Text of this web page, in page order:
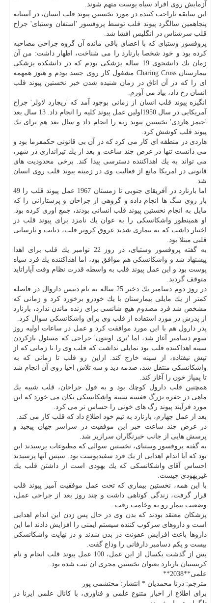
آزمایش روی افراد سیاه پوست متهم شوند.
این سابقه ناراحت كننده در مورد نخستین پیوند قلب انسان، در آستانه
پنجاهمین سالگرد پیوند قلب توسط پروفسور 'استفان وستبای' جراح
قلب سرشناس در انگلیس افشا شد.
پروفسور وستبای كه با اعضای باقی مانده آن گروه جراحی مصاحبه
كرده بود و خود شخصا بارنارد را می شناخت، اظهار داشت: من آن
زمان یك دانشجوی 19 ساله پزشكی بودم كه در دانشكده پزشكی
بیمارستان Charing Cross مشغول كار روی جسد بودم و هنوز همهمه
ای را كه در آن اتاق در زمان شنیده شدن خبر نخستین پیوند قلب
انسان رخ داد، بیاد می آورم.
انگیزه پیوند قلب انسان از زمانی بوجود آمد كه 'ریچارد لاولر' جراح
آمریكایی در سال 1950اولین عمل پیوند كلیه را انجام داد. 13 سال بعد
'جیمز هاردی' نخستین پیوند ریه را انجام داد و سال بعد هم برای یك
پیوند قلب كوشش كرد.
هاردی در منطقه ای كار می كرد كه در آن بی قانونی حكمفرما بود و
می دانست تنها در عرض چند ساعت و بعد از یك تیراندازی در شهر،
می تواند به یك اهداكننده دسترسی پیدا كند. برخی محدودیت های
قانونی در امریكا مانع از فعالیت وی در زمینه پیوند قلب روی انسان
شد.
اما بارنارد در آفریقای جنوبی تا زمستان 1967 عمل پیوند قلب را 49
بار روی سگ ها انجام داده و گروهی از جراحان و پرستارانی را كه
مایل به انجام نخستین پیوند قلب انسانی بودند، جمع اوری كرده بود.
او همینطور واشكانسكی را به عوان یك نامزد برای پیوند قلب در
اختیار داشت كه به بیماری شدید عروق كرونر قلب، دیابت و نارسایی
قلبی مبتلا بود.
به گفته پروفسور وستبای، در روز 22 نوامبر یك قلب برای اهدا
پیشنهاد شد و واشكانسكی هم موافق بود، اما اهداكننده یك فرد سیاه
پوست بود و این عمل پیوند قلب به واسطه قدرت نظام وقت آپاراتاید
متوقف گردید.
در روز دوم دسامبر یك دختر 25 ساله به نام دنیس داروال در فاصله
كمتر از یك مایلی بیمارستان با یك خودرو برخورد كرد و زمانی كه
مشخص شد فرد مصدوم هیچ شانسی برای زنده ماندن ندارد، بارنارد
از پدرش در مورد استفاده از قلب وی برای واشكانسكی سوال كرد.
پدر دارول هم با این مورد موافقت كرد و عمل در ساعات اولیه روز
سوم دسامبر آغاز شد، اما 'تری اونتون' جراحی كه مسئول بازكردن
سینه اهداكننده قلب بود تمایلی نداشت كه قلب وی را تا زمانی كه از
تپش نیفتاده، از سینه خارج كند. ازاین رو قلب تا زمانی كه به
واشكانسكی منتقل شد، صدمه دید و سه تلاش احیا روی آن انجام شد
تا پمپاژ خون را آغاز كند.
همچنین قلب دارول كوچك بود و به قول جراحان، قلب شبیه یك
ماهی در حفره بزرگ قفسه سینه واشكانسكی تكان می خورد كه این
مورد فرآیند پیوند رگ های خونی را حساس تر می كرد.
بعد از عمل چهارم، بارنارد به تیم خود اطلاع داد كه قلب كار می كند.
در عرض چند ساعت خبر این موفقیت در سراسر جهان پیچید و
پرسش هایی از جانب خبرنگاران سرازیر شد.
به گفته پروفسور وستبای، نخستین سوالی كه مطبوعات پرسیدند این
بود كه آیا اندام اهدایی از یك فرد سفیدپوست بود. سپس آنها پرسیدند
احساس آقای واشكانسكی كه یك یهودی است از داشتن قلب یك
غیریهودی چیست.
با این همه، نخستین بیماری كه تحت عمل موفقیت آمیز پیوند قلب
قرار گرفت، زندگی كوتاهی داشت و چند روز بعد از جراحی عمل،
وضعیت بیمار رو به وخامت رفت.
پزشكان معتقد بودند كه بدن وی در حال پس زدن این اندام اهدایی
است و داروهای سركوب كننده سیستم ایمنی را افزایش دادند اما این
داروها باعث افزایش عفونت در بدن شدند و در نهایت واشكانسكی
بیست و یكم دسامبر دارفانی را وداع گفت.
پس از گذشت یكسال از این عمل، 100 عمل پیوند قلب انجام و نام
كریستیان بارنارد بعنوان نخستین مجری ان ثبت شده بود.
علمی**2038**
مترجم: درنا محمدیان * انتشار: محتشمی پور
برای اطلاع از اخبار متنوع علمی و فناوری، با كانال علمی ایرنا در